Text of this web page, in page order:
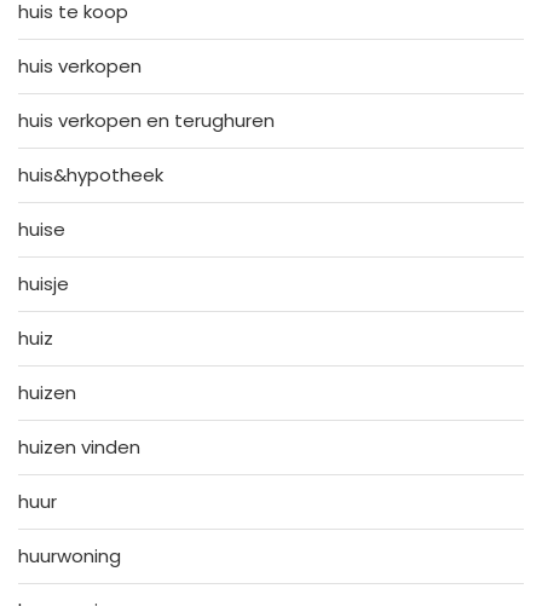
huis te koop
huis verkopen
huis verkopen en terughuren
huis&hypotheek
huise
huisje
huiz
huizen
huizen vinden
huur
huurwoning